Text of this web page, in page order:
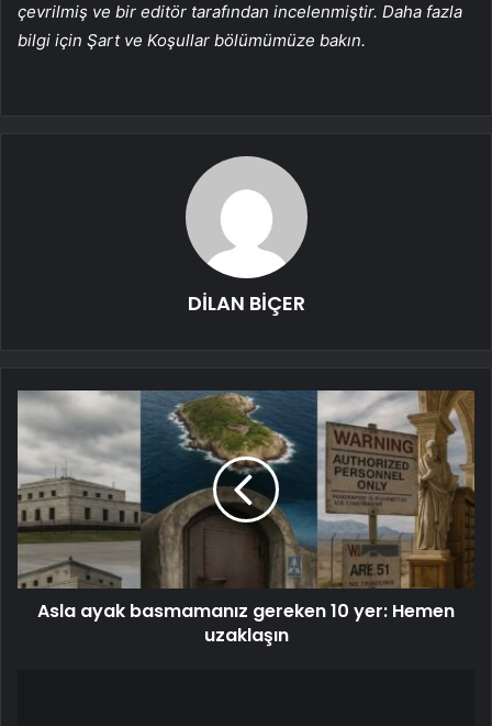
çevrilmiş ve bir editör tarafından incelenmiştir. Daha fazla
bilgi için Şart ve Koşullar bölümümüze bakın.
DİLAN BİÇER
Asla ayak basmamanız gereken 10 yer: Hemen
uzaklaşın